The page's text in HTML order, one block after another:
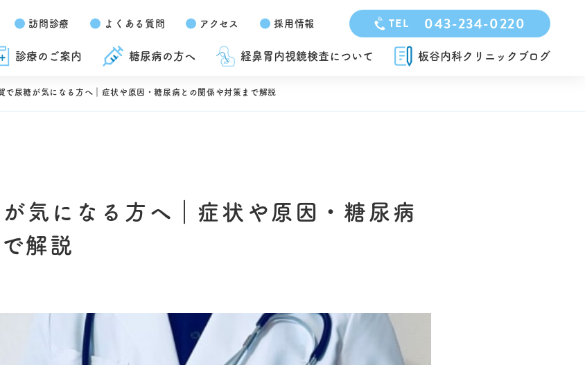
訪問診療 よくある質問 アクセス 採用情報 TEL 043-234-0220
診療のご案内 糖尿病の方へ 経鼻胃内視鏡検査について 板谷内科クリニックブログ
で尿糖が気になる方へ｜症状や原因・糖尿病との関係や対策まで解説
気になる方へ｜症状や原因・糖尿病
解説